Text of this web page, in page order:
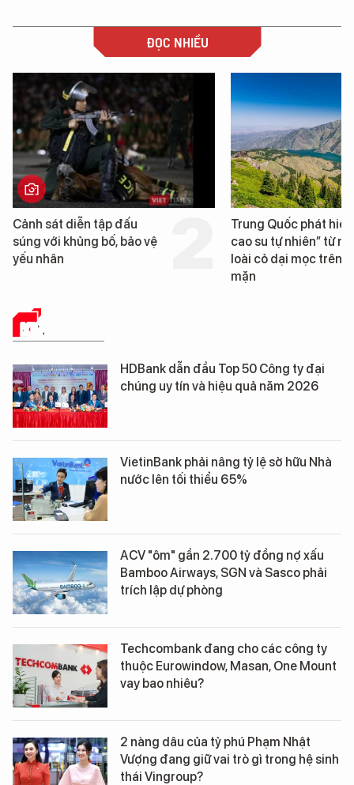
ĐỌC NHIỀU
Trung Quốc phát hiện “mỏ
cao su tự nhiên” từ một
loài cỏ dại mọc trên đất
Loạt dự án bất
Đà Nẵng sắp bị
KINH TẾ SỐ
HDBank dẫn đầu Top 50 Công ty đại
chúng uy tín và hiệu quả năm 2026
VietinBank phải nâng tỷ lệ sở hữu Nhà
nước lên tối thiểu 65%
ACV "ôm" gần 2.700 tỷ đồng nợ xấu
Bamboo Airways, SGN và Sasco phải
trích lập dự phòng
Techcombank đang cho các công ty
thuộc Eurowindow, Masan, One Mount
vay bao nhiêu?
2 nàng dâu của tỷ phú Phạm Nhật
Vượng đang giữ vai trò gì trong hệ sinh
thái Vingroup?